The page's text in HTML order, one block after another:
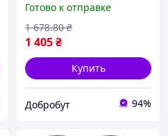
ударопрочного пластика
для охоты и рыбалк
Dobro-A
Готово к отправке
1 405₴
1 678.80 ₴
Купить
Добробут 94%